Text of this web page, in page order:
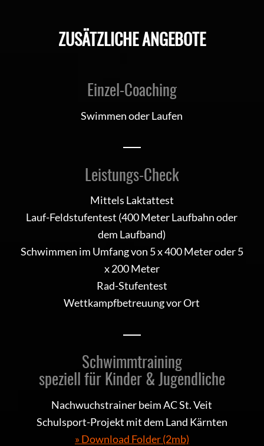
ZUSÄTZLICHE ANGEBOTE
Einzel-Coaching
Swimmen oder Laufen
Leistungs-Check
Mittels Laktattest
Lauf-Feldstufentest (400 Meter Laufbahn oder
dem Laufband)
Schwimmen im Umfang von 5 x 400 Meter oder 5
x 200 Meter
Rad-Stufentest
Wettkampfbetreuung vor Ort
Schwimmtraining
speziell für Kinder & Jugendliche
Nachwuchstrainer beim AC St. Veit
Schulsport-Projekt mit dem Land Kärnten
» Download Folder (2mb)